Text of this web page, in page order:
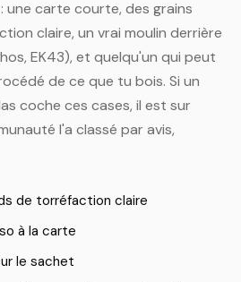
une carte courte, des grains
claire, un vrai moulin derrière
EK43), et quelqu'un qui peut
de ce que tu bois. Si un
coche ces cases, il est sur
l'a classé par avis,
de torréfaction claire
à la carte
le sachet